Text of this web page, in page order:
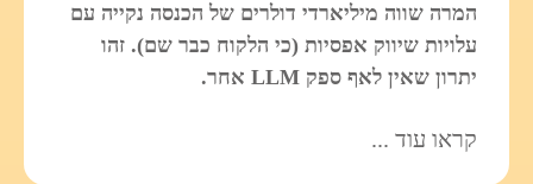
המרה שווה מיליארדי דולרים של הכנסה נקייה עם
עלויות שיווק אפסיות (כי הלקוח כבר שם). זהו
יתרון שאין לאף ספק LLM אחר.
קראו עוד ...